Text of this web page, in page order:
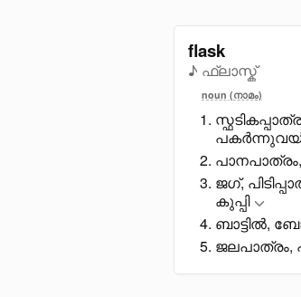
flask
♪ ഫ്ലാസ്ക്
noun (നാമം)
ജഗ്,
കുപ്പി
ബാട്ടിൽ,
ജലപാത്രം,